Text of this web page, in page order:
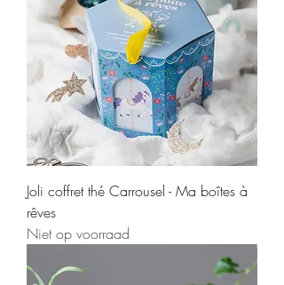
Joli coffret thé Carrousel - Ma boîtes à
rêves
Niet op voorraad